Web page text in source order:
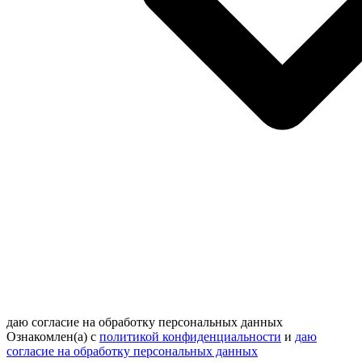
даю согласие на обработку персональных данных
Ознакомлен(а) с политикой конфиденциальности и даю
согласие на обработку персональных данных